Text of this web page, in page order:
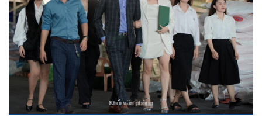
ĐỘI NGŨ LÁI XE
Khối văn phòng